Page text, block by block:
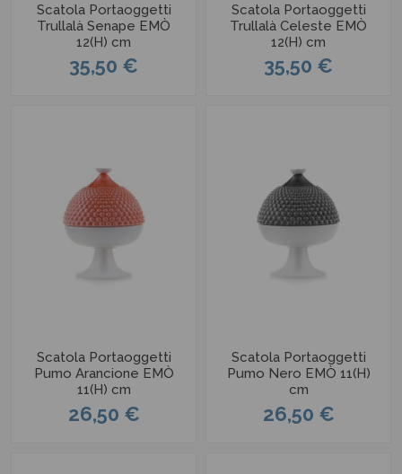
Scatola Portaoggetti
Trullalà Senape EMÒ
12(H) cm
35,50 €
Scatola Portaoggetti
Trullalà Celeste EMÒ
12(H) cm
35,50 €
Scatola Portaoggetti
Pumo Arancione EMÒ
11(H) cm
26,50 €
Scatola Portaoggetti
Pumo Nero EMÒ 11(H)
cm
26,50 €